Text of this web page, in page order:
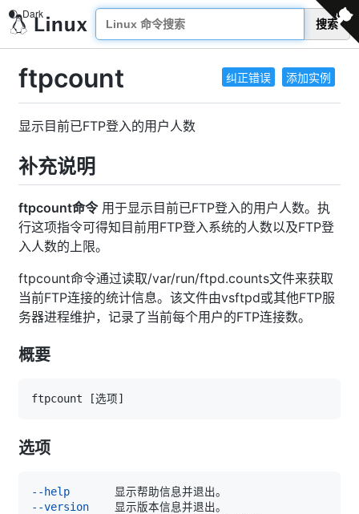
搜索
纠正错误 添加实例
ftpcount
显示目前已FTP登入的用户人数
补充说明
ftpcount命令用于显示目前已FTP登入的用户人数。执
行这项指令可得知目前用FTP登入系统的人数以及FTP登
入人数的上限。
ftpcount命令通过读取/var/run/ftpd.counts文件来获取
当前FTP连接的统计信息。该文件由vsftpd或其他FTP服
务器进程维护，记录了当前每个用户的FTP连接数。
概要
ftpcount [选项]
选项
--help
--version